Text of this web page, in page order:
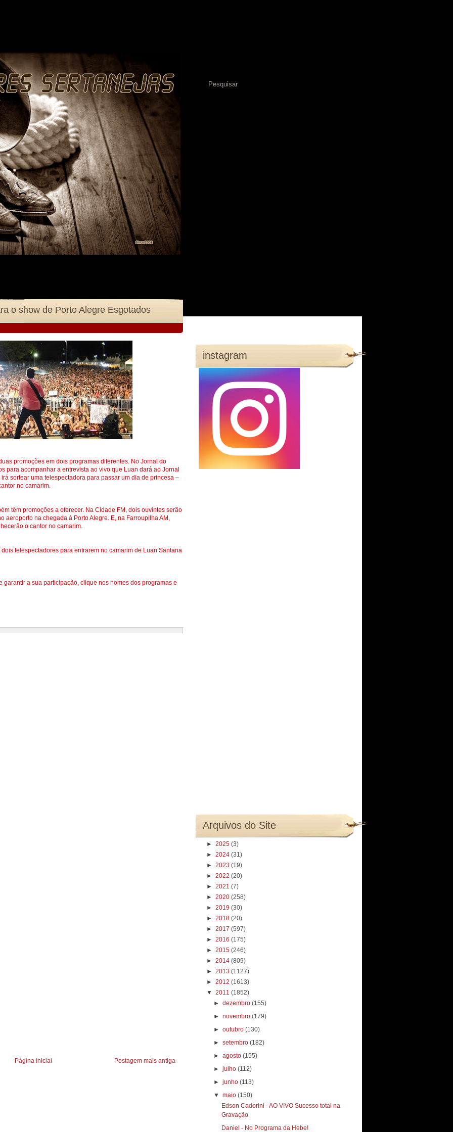
o show de Porto Alegre Esgotados
promoções em dois programas diferentes. No Jornal do
para acompanhar a entrevista ao vivo que Luan dará ao Jornal
sortear uma telespectadora para passar um dia de princesa –
no camarim.
têm promoções a oferecer. Na Cidade FM, dois ouvintes serão
aeroporto na chegada à Porto Alegre. E, na Farroupilha AM,
o cantor no camarim.
telespectadores para entrarem no camarim de Luan Santana
garantir a sua participação, clique nos nomes dos programas e
Postagem mais antiga
Página inicial
instagram
Arquivos do Site
► 2025 (3)
► 2024 (31)
► 2023 (19)
► 2022 (20)
► 2021 (7)
► 2020 (258)
► 2019 (30)
► 2018 (20)
► 2017 (597)
► 2016 (175)
► 2015 (246)
► 2014 (809)
► 2013 (1127)
► 2012 (1613)
▼ 2011 (1852)
►dezembro(155)
►novembro(179)
►outubro(130)
►setembro(182)
►agosto(155)
►julho(112)
►junho(113)
▼maio(150)
Edson Cadorini - AO VIVO Sucesso total‏ na
Gravação
Daniel - No Programa da Hebe!‏